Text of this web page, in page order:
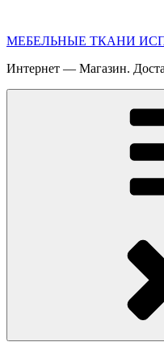
содержимому
МЕБЕЛЬНЫЕ ТКАНИ
Интернет — Магазин.